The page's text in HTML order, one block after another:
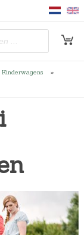
Kinderwagens
»